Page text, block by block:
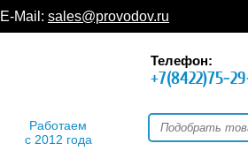
E-Mail: sales@provodov.ru
Работаем
с 2012 года
Телефон:
+7(8422)75-